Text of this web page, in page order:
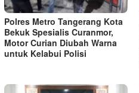
Polres Metro Tangerang Kota
Bekuk Spesialis Curanmor,
Motor Curian Diubah Warna
untuk Kelabui Polisi